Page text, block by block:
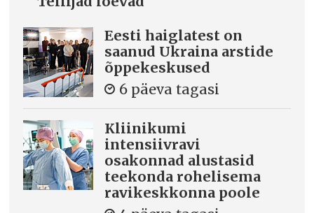
Eesti haiglatest on
saanud Ukraina arstide
õppekeskused
6 päeva tagasi
Kliinikumi
intensiivravi
osakonnad alustasid
teekonda rohelisema
ravikeskkonna poole